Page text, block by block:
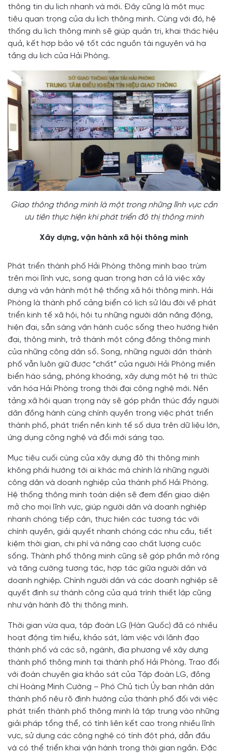
thông tin du lịch nhanh và mới. Đây cũng là một mục
tiêu quan trọng của du lịch thông minh. Cùng với đó, hệ
thống du lịch thông minh sẽ giúp quản trị, khai thác hiệu
quả, kết hợp bảo vệ tốt các nguồn tài nguyên và hạ
tầng du lịch của Hải Phòng.
Giao thông thông minh là một trong những lĩnh vực cần
ưu tiên thực hiện khi phát triển đô thị thông minh
Xây dựng, vận hành xã hội thông minh
Phát triển thành phố Hải Phòng thông minh bao trùm
trên mọi lĩnh vực, song quan trọng hơn cả là việc xây
dựng và vận hành một hệ thống xã hội thông minh. Hải
Phòng là thành phố cảng biển có lịch sử lâu đời về phát
triển kinh tế xã hội, hội tụ những người dân năng động,
hiện đại, sẵn sàng vận hành cuộc sống theo hướng hiện
đại, thông minh, trở thành một cộng đồng thông minh
của những công dân số. Song, những người dân thành
phố vẫn luôn giữ được “chất” của người Hải Phòng miền
biển hào sảng, phóng khoáng, xây dựng một hệ tri thức
văn hóa Hải Phòng trong thời đại công nghệ mới. Nền
tảng xã hội quan trọng này sẽ góp phần thúc đẩy người
dân đồng hành cùng chính quyền trong việc phát triển
thành phố, phát triển nền kinh tế số dựa trên dữ liệu lớn,
ứng dụng công nghệ và đổi mới sáng tạo.
Mục tiêu cuối cùng của xây dựng đô thị thông minh
không phải hướng tới ai khác mà chính là những người
công dân và doanh nghiệp của thành phố Hải Phòng.
Hệ thống thông minh toàn diện sẽ đem đến giao diện
mở cho mọi lĩnh vực, giúp người dân và doanh nghiệp
nhanh chóng tiếp cận, thực hiện các tương tác với
chính quyền, giải quyết nhanh chóng các nhu cầu, tiết
kiệm thời gian, chi phí và nâng cao chất lượng cuộc
sống. Thành phố thông minh cũng sẽ góp phần mở rộng
và tăng cường tương tác, hợp tác giữa người dân và
doanh nghiệp. Chính người dân và các doanh nghiệp sẽ
quyết định sự thành công của quá trình thiết lập cũng
như vận hành đô thị thông minh.
Thời gian vừa qua, tập đoàn LG (Hàn Quốc) đã có nhiều
hoạt động tìm hiểu, khảo sát, làm việc với lãnh đạo
thành phố và các sở, ngành, địa phương về xây dựng
thành phố thông minh tại thành phố Hải Phòng. Trao đổi
với đoàn chuyên gia khảo sát của Tập đoàn LG, đồng
chí Hoàng Minh Cường – Phó Chủ tịch Ủy ban nhân dân
thành phố nêu rõ định hướng của thành phố đối với việc
phát triển thành phố thông minh là tập trung vào những
giải pháp tổng thể, có tính liên kết cao trong nhiều lĩnh
vực, sử dụng các công nghệ có tính đột phá, dẫn đầu
và có thể triển khai vận hành trong thời gian ngắn. Đặc